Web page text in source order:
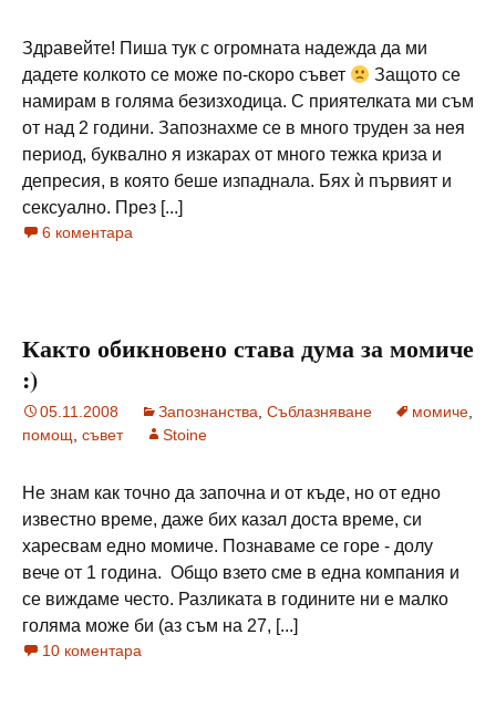
Здравейте! Пиша тук с огромната надежда да ми
дадете колкото се може по-скоро съвет
Защото се
намирам в голяма безизходица. С приятелката ми съм
от над 2 години. Запознахме се в много труден за нея
период, буквално я изкарах от много тежка криза и
депресия, в която беше изпаднала. Бях ѝ първият и
сексуално. През [...]
6 коментара
Както обикновено става дума за момиче
:)
05.11.2008 Запознанства Съблазняване момиче
помощ съвет Stoine
Не знам как точно да започна и от къде, но от едно
известно време, даже бих казал доста време, си
харесвам едно момиче. Познаваме се горе - долу
вече от 1 година. Общо взето сме в една компания и
се виждаме често. Разликата в годините ни е малко
голяма може би (аз съм на 27, [...]
10 коментара